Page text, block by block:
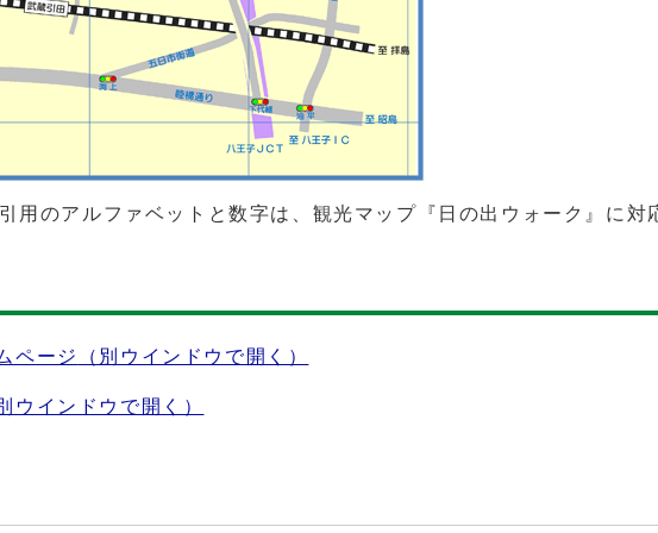
のアルファベットと数字は、観光マップ『日の出ウォーク』に対
ページ （別ウインドウで開く）
ウインドウで開く）